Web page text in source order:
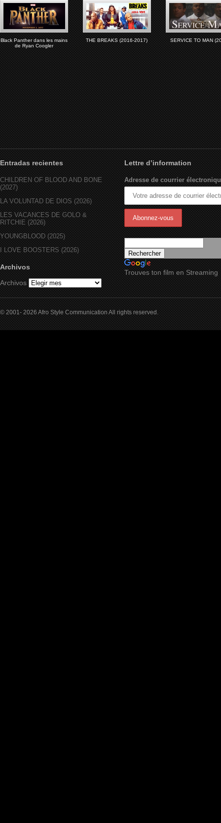
Black Panther dans les mains
de Ryan Coogler
THE BREAKS (2016-2017) SERVICE TO MAN
Entradas recientes
CHILDREN OF BLOOD AND BONE
(2027)
LA VOLUNTAD DE DIOS (2026)
LES VACANCES DE GOLO &
RITCHIE (2026)
YOUNGBLOOD (2025)
I LOVE BOOSTERS (2026)
Archivos
Archivos
Lettre d’information
Adresse de courrier
Trouves ton film en Streaming
© 2001- 2026 Afro Style Communication All rights reserved.